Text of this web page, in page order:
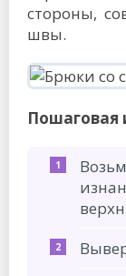
стороны,
швы.
Пошаговая